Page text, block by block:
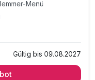
Menü
Gültig bis 09.08.2027